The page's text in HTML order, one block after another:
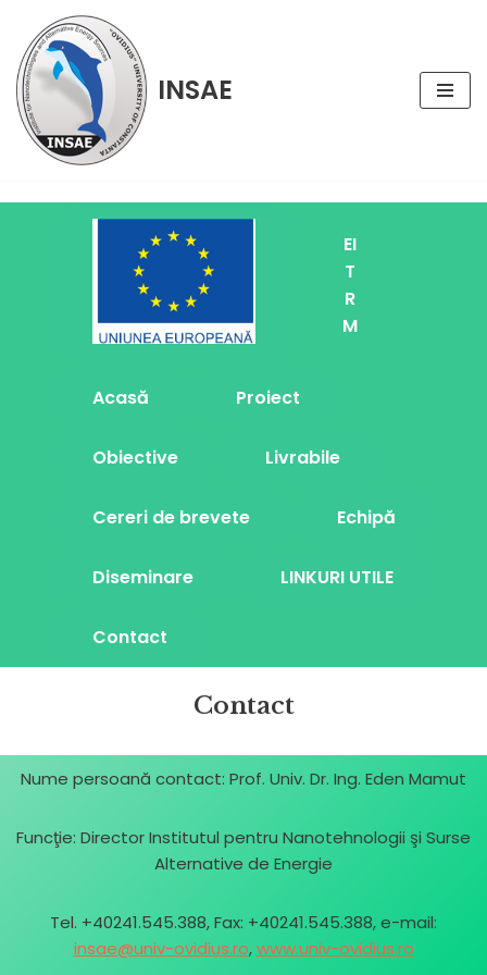
Sari
la
conținut
INSAE
EI
T
R
M
Acasă Proiect
Obiective Livrabile
Cereri de brevete Echipă
Diseminare LINKURI UTILE
Contact
Contact
Nume persoană contact: Prof. Univ. Dr. Ing. Eden Mamut
Funcţie: Director Institutul pentru Nanotehnologii şi Surse
Alternative de Energie
Tel. +40241.545.388, Fax: +40241.545.388, e-mail:
insae@univ-ovidius.ro,www.univ-ovidius.ro